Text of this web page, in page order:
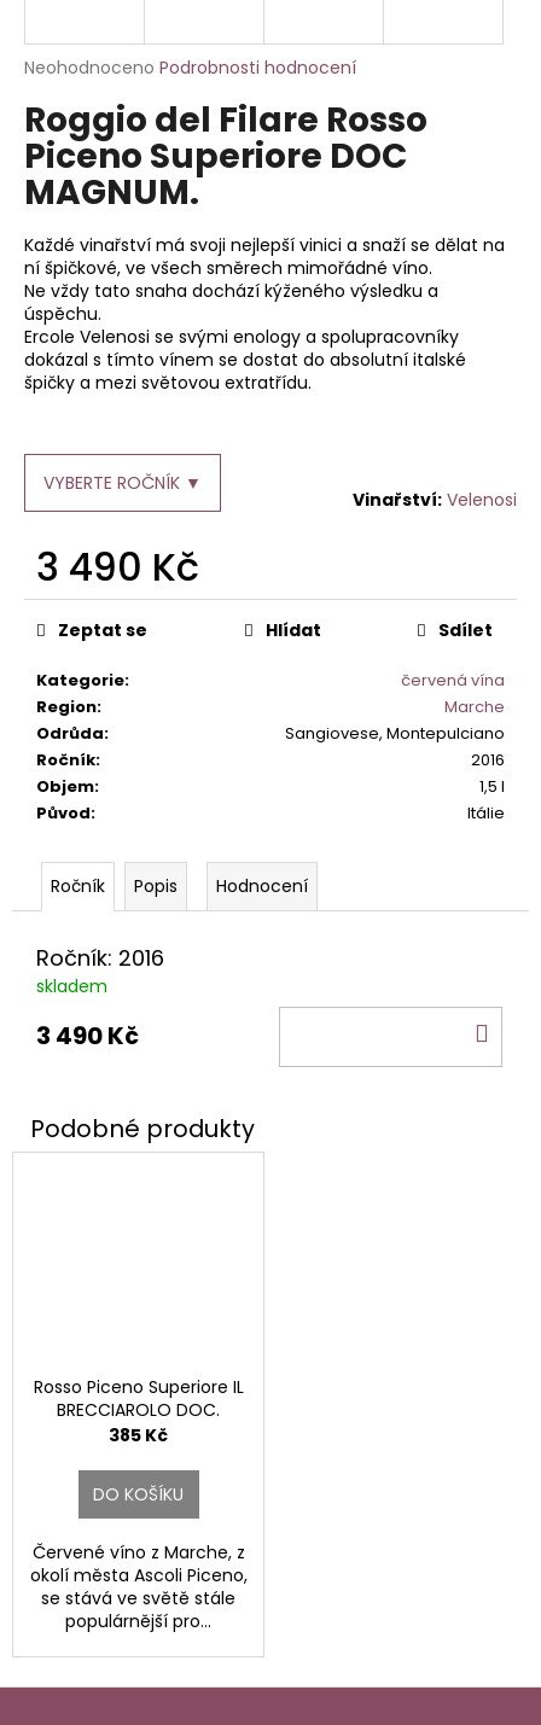
Průměrné
produktu
je
0,0
z
5
Neohodnoceno Podrobnosti hodnocení
Roggio del Filare Rosso
Piceno Superiore DOC
MAGNUM.
Každé vinařství má svoji nejlepší vinici a snaží se dělat na
ní špičkové, ve všech směrech mimořádné víno.
Ne vždy tato snaha dochází kýženého výsledku a
úspěchu.
Ercole Velenosi se svými enology a spolupracovníky
dokázal s tímto vínem se dostat do absolutní italské
špičky a mezi světovou extratřídu.
VYBERTE ROČNÍK ▼
Velenosi
3 490 Kč
Měrná
cena:
Kategorie:
červená vína
Region:
Marche
Odrůda:
Sangiovese, Montepulciano
Ročník:
2016
Objem:
1,5 l
Původ: Itálie
Zeptat se Hlídat Sdílet
Popis Hodnocení
Ročník: 2016
skladem
3 490 Kč
Rosso Piceno Superiore IL
BRECCIAROLO DOC.
385 Kč
DO KOŠÍKU
Červené víno z Marche, z
okolí města Ascoli Piceno,
se stává ve světě stále
populárnější pro...
j
t
?
HLEDAT
D
o
u
u
j
e
e
PRIMITIVO
SALENTO
DON
COSIMO
267
Z